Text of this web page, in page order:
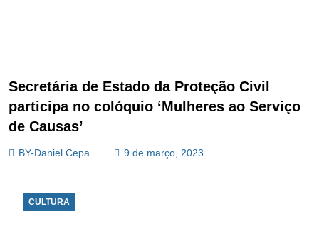
Secretária de Estado da Proteção Civil
participa no colóquio ‘Mulheres ao Serviço
de Causas’
BY-Daniel Cepa 9 de março, 2023
CULTURA